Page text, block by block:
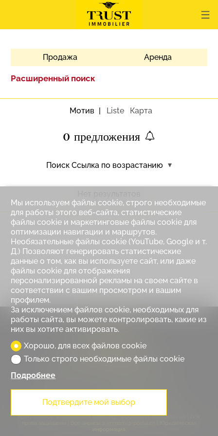
Продажа Аренда
Расширенный поиск
Мотив Liste Карта
0 предложения
Поиск Ссылка по возрастанию
Trust immobilier
Route du Rawyl 30
3963 Crans-Montana, Suisse
Тел. +41 (0) 27 480 10 37
программное обеспечение Immomig®2004-2026 IMMOMIG SA | Все
Мы используем файлы cookie, строго необходимые
для работы этого веб-сайта, статистические
файлы cookie и маркетинговые файлы cookie для
оптимизации навигации и маршрутов.
Необязательные файлы cookie (YouTube, Google и т.
Д.) Позволяют генерировать статистические
данные о том, как вы используете сайт, или даже
файлы cookie для отображения
персонализированной рекламы на своем сайте в
соответствии с вашим просмотром и вашим
профилем.
За исключением файлов cookie, необходимых для
работы сайта, вы можете контролировать, какие из
них вы хотите активировать.
Хорошо, для всех файлов cookie
Только строго необходимые файлы cookie
Подробнее
Подтвердите мой выбор